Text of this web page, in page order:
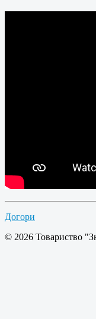
Догори
© 2026 Товариство